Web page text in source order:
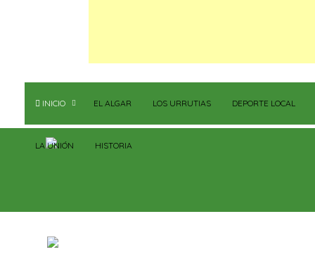
INICIO EL ALGAR LOS URRUTIAS DEPORTE LOCAL
LA UNIÓN HISTORIA